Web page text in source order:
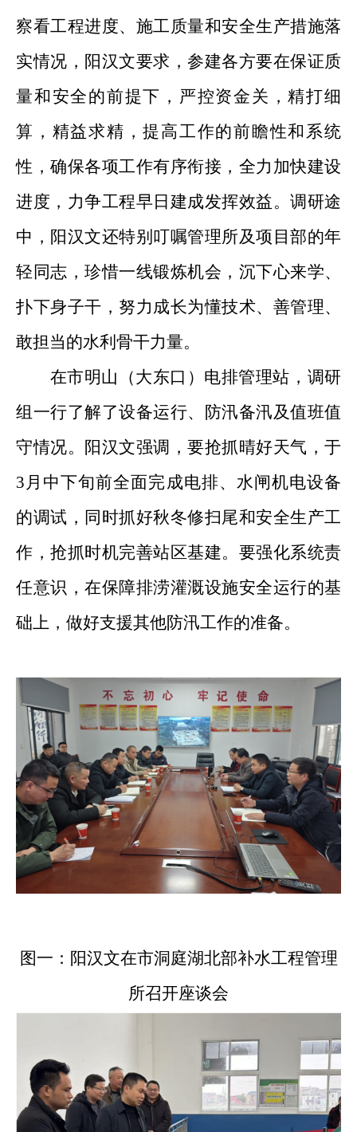
察看工程进度、施工质量和安全生产措施落
实情况，阳汉文要求，参建各方要在保证质
量和安全的前提下，严控资金关 ，精打细
算，精益求精 ，提高工作的前瞻性和系统
性 ，确保各项工作有序衔接 ，全力加快建设
进度，力争工程早日建成发挥效益。调研途
中，阳汉文还特别叮嘱管理所及项目部的年
轻同志 ， 珍惜一线锻炼机会，沉下心来学、
扑下身子干，努力成长为懂技术、善管理、
敢担当的水利骨干力量。
在市明山（大东口）电排管理站 ， 调研
组 一行了解了设备运行、防汛备汛及值班值
守情况。
阳汉文强调， 要抢抓晴好天气，于
3月中下旬前全面完成电排、水闸机电设备
的调试，同时抓好秋冬修扫尾和安全生产工
作，抢抓时机完善站区基建。要强化系统责
任意识，在保障排涝灌溉设施安全运行的基
础上，做好支援其他防汛工作的准备。
图一：阳汉文在市洞庭湖北部补水工程管理
所召开座谈会